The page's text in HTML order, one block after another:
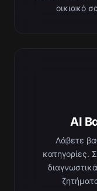
οικιακό
AI
Λάβετε
κατηγορίες.